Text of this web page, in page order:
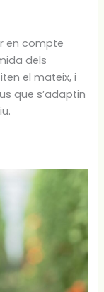
en compte
dels
el mateix, i
que s’adaptin